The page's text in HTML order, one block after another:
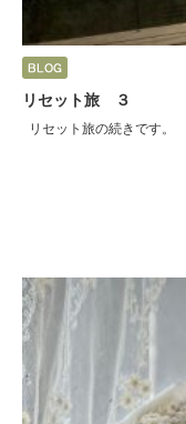
リセット旅 ３
リセット旅の続きです